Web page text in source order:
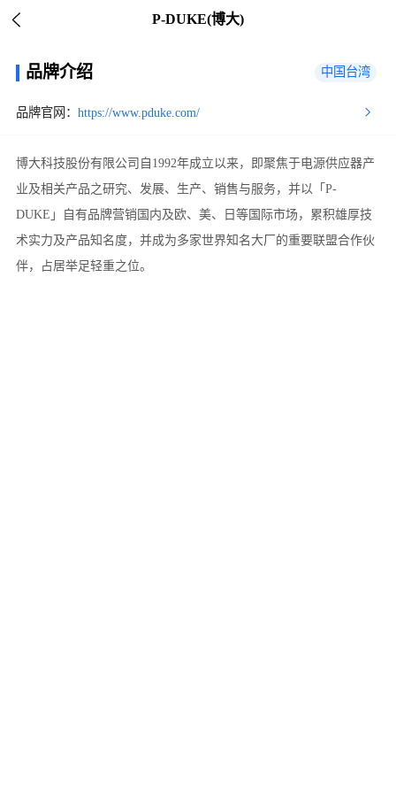
P-DUKE(博大)
品牌介绍 中国台湾
品牌官网： https://www.pduke.com/
博大科技股份有限公司自1992年成立以来，即聚焦于电源供应器产
业及相关产品之研究、发展、生产、销售与服务，并以「P-
DUKE」自有品牌营销国内及欧、美、日等国际市场，累积雄厚技
术实力及产品知名度，并成为多家世界知名大厂的重要联盟合作伙
伴，占居举足轻重之位。